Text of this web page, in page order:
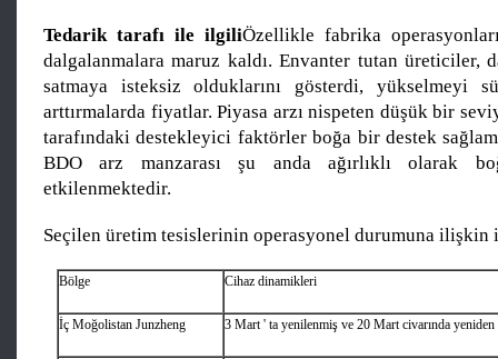
Tedarik tarafı ile ilgiliÖzellikle fabrika
dalgalanmalara maruz kaldı. Envanter tutan üreticiler,
satmaya isteksiz olduklarını gösterdi, yükselmeyi
arttırmalarda fiyatlar. Piyasa arzı nispeten düşük bir
tarafındaki destekleyici faktörler boğa bir destek
BDO arz manzarası şu anda ağırlıklı olarak
etkilenmektedir.
Seçilen üretim tesislerinin operasyonel durumuna
Bölge Cihaz dinamikleri
İç Moğolistan Junzheng 3 Mart ' ta yenilenmiş ve 20 Mart civarında yeniden